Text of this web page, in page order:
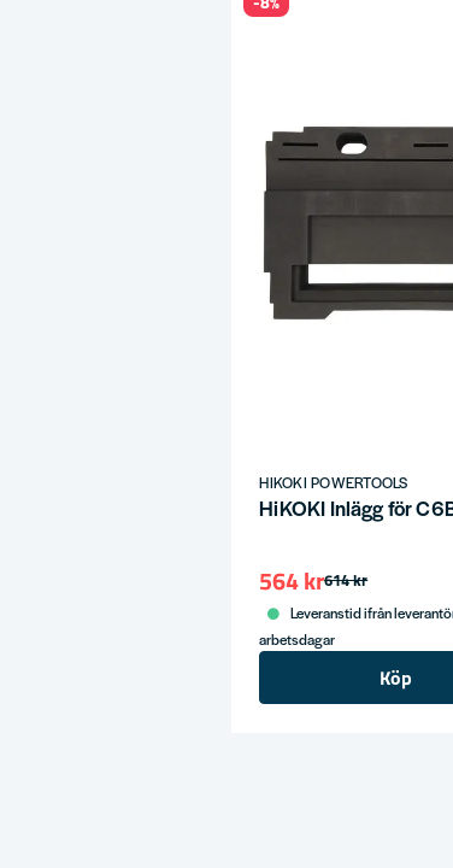
HIKOKI POWERTOOLS
HiKOKI Inlägg för
614 kr
564 kr
Leveranstid ifrån
arbetsdagar
Köp